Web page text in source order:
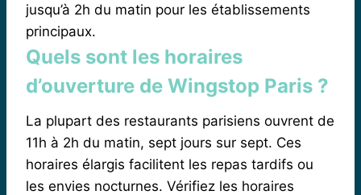
jusqu’à 2h du matin pour les établissements
principaux.
Quels sont les horaires
d’ouverture de Wingstop Paris ?
La plupart des restaurants parisiens ouvrent de
11h à 2h du matin, sept jours sur sept. Ces
horaires élargis facilitent les repas tardifs ou
les envies nocturnes. Vérifiez les horaires